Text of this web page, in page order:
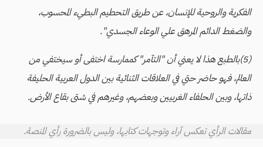
الفكرية والروحية للإنسان، عن طريق التحطيم البطيء المحسوب،
والضغط الدائم المرهق علي الوعاء الجسدي".
(5)بالطبع هذا لا يعني أن "التآمر" كممارسة اختفى أو سيختفي من
العالم، فهو حاضر حتي في العلاقات الثنائية بين الدول العربية الحليفة
ذاتها، وبين الحلفاء الغربيين وبعضهم، وغيرهم في شتى بقاع الأرض.
مقالات الرأي تعكس آراء وتوجهات كتابها، وليس بالضرورة رأي المنصة.